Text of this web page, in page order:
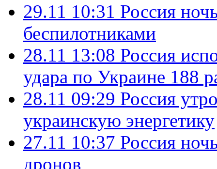
29.11 10:31 Россия
беспилотниками
28.11 13:08 Россия
удара по Украине 188
28.11 09:29 Россия
украинскую энергетику
27.11 10:37 Россия
дронов